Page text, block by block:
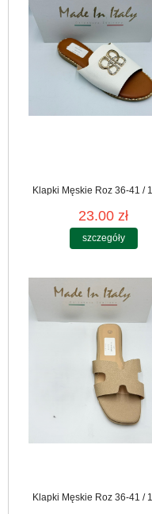
Klapki Męskie Roz 36-41 /
23.00 zł
szczegóły
Klapki Męskie Roz 36-41 /